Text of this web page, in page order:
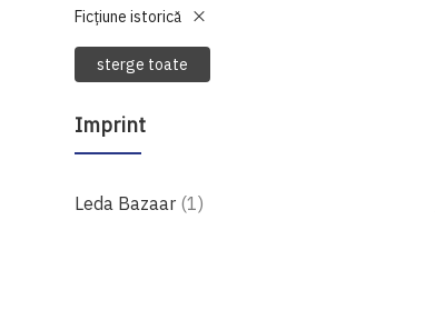
Ficțiune istorică
sterge toate
Imprint
Leda Bazaar 1produs